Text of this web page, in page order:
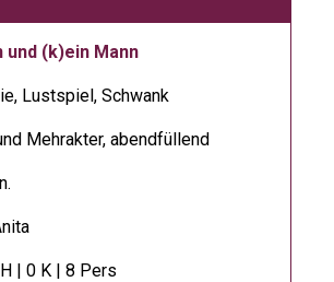
und (k)ein Mann
Lustspiel, Schwank
Mehrakter, abendfüllend
| 0 K | 8 Pers